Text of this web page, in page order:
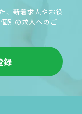
、新着求人やお役
別の求人へのご
録